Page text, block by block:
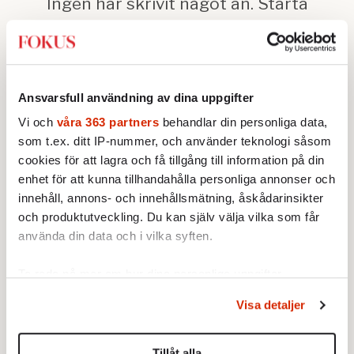
Ansvarsfull användning av dina uppgifter
Vi och våra 363 partners behandlar din personliga data,
som t.ex. ditt IP-nummer, och använder teknologi såsom
cookies för att lagra och få tillgång till information på din
enhet för att kunna tillhandahålla personliga annonser och
innehåll, annons- och innehållsmätning, åskådarinsikter
och produktutveckling. Du kan själv välja vilka som får
använda din data och i vilka syften.
Du kan ändra eller dra tillbaka ditt samtycke när som
helst från cookie-förklaringen.
Visa detaljer
Bild: Wiktor Nummelin/TT
Publicerad 2016-11-18
Ingår i nummer 2016-46 Utrikes
Politik